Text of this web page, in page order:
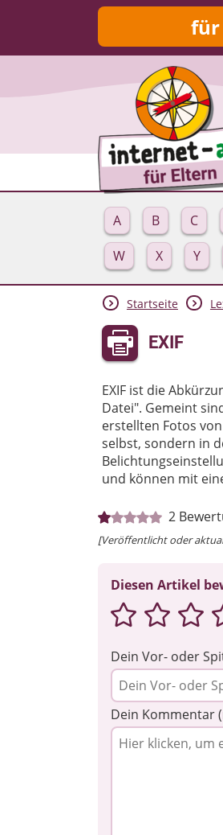
für
A B C
W
X Y
Startseite
EXIF
EXIF ist die
Datei". Gemeint
erstellten Fotos
selbst, sondern in
und können mit
2
[Veröffentlicht oder
Diesen Artikel
Dein Vor- oder
Dein Kommentar